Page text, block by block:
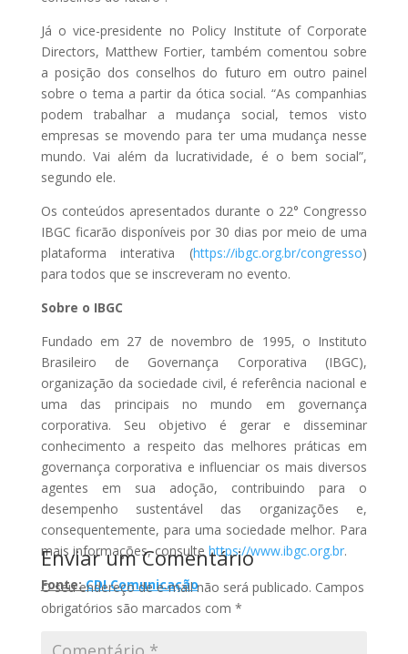
Já o vice-presidente no Policy Institute of Corporate
Directors, Matthew Fortier, também comentou sobre
a posição dos conselhos do futuro em outro painel
sobre o tema a partir da ótica social. “As companhias
podem trabalhar a mudança social, temos visto
empresas se movendo para ter uma mudança nesse
mundo. Vai além da lucratividade, é o bem social”,
segundo ele.
Os conteúdos apresentados durante o 22° Congresso
IBGC ficarão disponíveis por 30 dias por meio de uma
plataforma interativa (https://ibgc.org.br/congresso)
para todos que se inscreveram no evento.
Sobre o IBGC
Fundado em 27 de novembro de 1995, o Instituto
Brasileiro de Governança Corporativa (IBGC),
organização da sociedade civil, é referência nacional e
uma das principais no mundo em governança
corporativa. Seu objetivo é gerar e disseminar
conhecimento a respeito das melhores práticas em
governança corporativa e influenciar os mais diversos
agentes em sua adoção, contribuindo para o
desempenho sustentável das organizações e,
consequentemente, para uma sociedade melhor. Para
mais informações, consultehttps://www.ibgc.org.br.
Fonte:CDI Comunicação
Enviar um Comentário
O seu endereço de e-mail não será publicado. Campos
obrigatórios são marcados com *